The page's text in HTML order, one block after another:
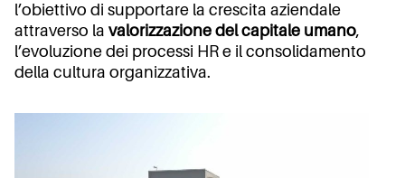
l’obiettivo di supportare la crescita aziendale
attraverso la valorizzazione del capitale umano,
l’evoluzione dei processi HR e il consolidamento
della cultura organizzativa.